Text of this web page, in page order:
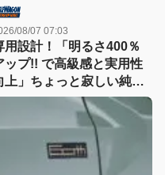
08/07 07:03
用設計！「明るさ400％
ップ!! で高級感と実用性
上」ちょっと寂しい純正
内照明をグレードアップ